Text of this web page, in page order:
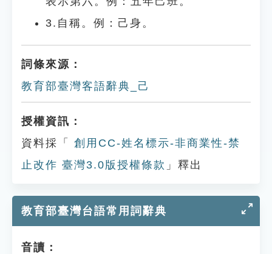
3.自稱。例：己身。
詞條來源：
教育部臺灣客語辭典_己
授權資訊：
資料採「
創用CC-姓名標示-非商業性-禁
止改作 臺灣3.0版授權條款 」釋出
教育部臺灣台語常用詞辭典
音讀：